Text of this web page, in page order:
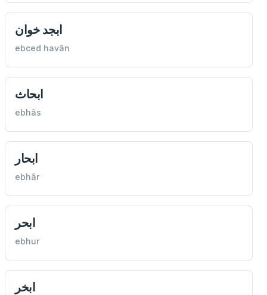
ابجد خوان
ebced havân
ابحاث
ebhâs
ابحار
ebhâr
ابحر
ebhur
ابخر